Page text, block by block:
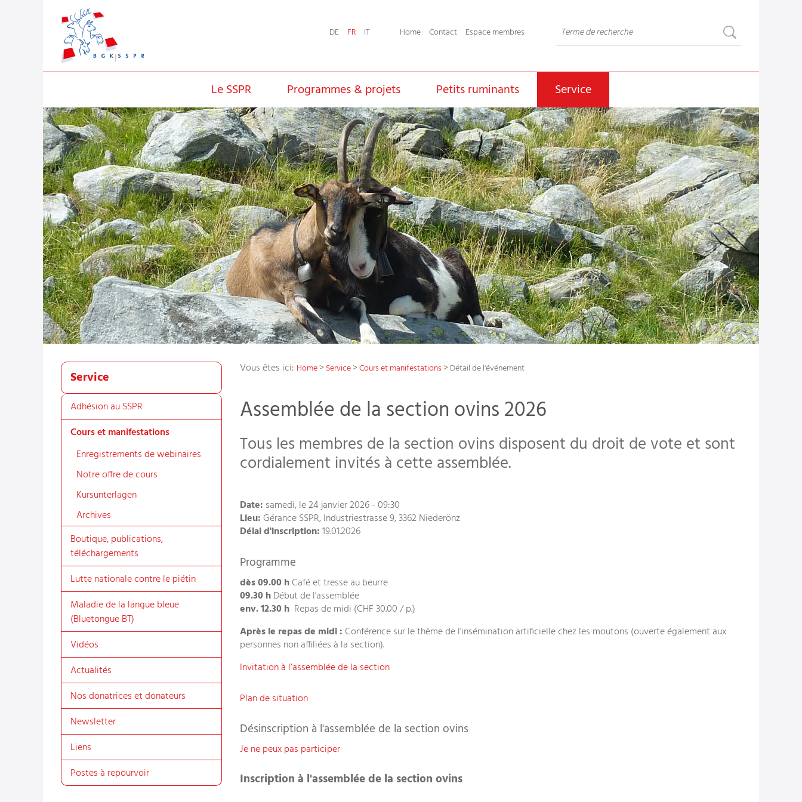
DE FR IT Home Contact Espace membres
Le SSPR Programmes & projets Petits ruminants Service
Service
Adhésion au SSPR
Cours et manifestations
Enregistrements de webinaires
Notre offre de cours
Kursunterlagen
Archives
Boutique, publications,
téléchargements
Lutte nationale contre le piétin
Maladie de la langue bleue
(Bluetongue BT)
Vidéos
Actualités
Nos donatrices et donateurs
Newsletter
Liens
Postes à repourvoir
Vous êtes ici: Home>Service>Cours et manifestations>Détail de l'événement
Assemblée de la section ovins 2026
Tous les membres de la section ovins disposent du droit de vote et sont
cordialement invités à cette assemblée.
Date: samedi, le 24 janvier 2026 - 09:30
Lieu:Gérance SSPR, Industriestrasse 9, 3362 Niederönz
Délai d'inscription:19.01.2026
Programme
dès 09.00 hCafé et tresse au beurre
09.30 hDébut de l'assemblée
env. 12.30 h Repas de midi (CHF 30.00 / p.)
Après le repas de midi :Conférence sur le thème de l'insémination artificielle chez les moutons (ouverte également aux
personnes non affiliées à la section).
Invitation à l’assemblée de la section
Plan de situation
Désinscription à l'assemblée de la section ovins
Je ne peux pas participer
Inscription à l'assemblée de la section ovins